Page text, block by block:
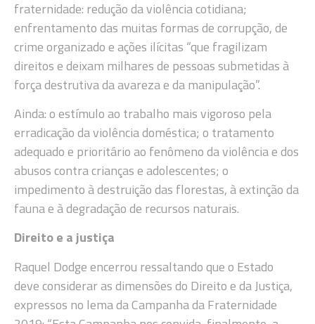
fraternidade: redução da violência cotidiana;
enfrentamento das muitas formas de corrupção, de
crime organizado e ações ilícitas “que fragilizam
direitos e deixam milhares de pessoas submetidas à
força destrutiva da avareza e da manipulação”.
Ainda: o estímulo ao trabalho mais vigoroso pela
erradicação da violência doméstica; o tratamento
adequado e prioritário ao fenômeno da violência e dos
abusos contra crianças e adolescentes; o
impedimento à destruição das florestas, à extinção da
fauna e à degradação de recursos naturais.
Direito e a justiça
Raquel Dodge encerrou ressaltando que o Estado
deve considerar as dimensões do Direito e da Justiça,
expressos no lema da Campanha da Fraternidade